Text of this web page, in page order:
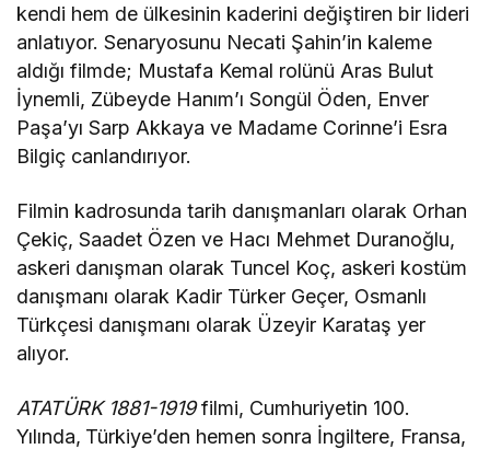
kendi hem de ülkesinin kaderini değiştiren bir lideri
anlatıyor. Senaryosunu Necati Şahin’in kaleme
aldığı filmde; Mustafa Kemal rolünü Aras Bulut
İynemli, Zübeyde Hanım’ı Songül Öden, Enver
Paşa’yı Sarp Akkaya ve Madame Corinne’i Esra
Bilgiç canlandırıyor.
Filmin kadrosunda tarih danışmanları olarak Orhan
Çekiç, Saadet Özen ve Hacı Mehmet Duranoğlu,
askeri danışman olarak Tuncel Koç, askeri kostüm
danışmanı olarak Kadir Türker Geçer, Osmanlı
Türkçesi danışmanı olarak Üzeyir Karataş yer
alıyor.
ATATÜRK 1881-1919filmi, Cumhuriyetin 100.
Yılında, Türkiye’den hemen sonra İngiltere, Fransa,